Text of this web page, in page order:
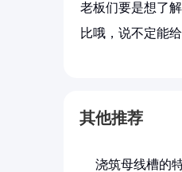
老板们要是想了
比哦，说不定能
其他推荐
浇筑母线槽的